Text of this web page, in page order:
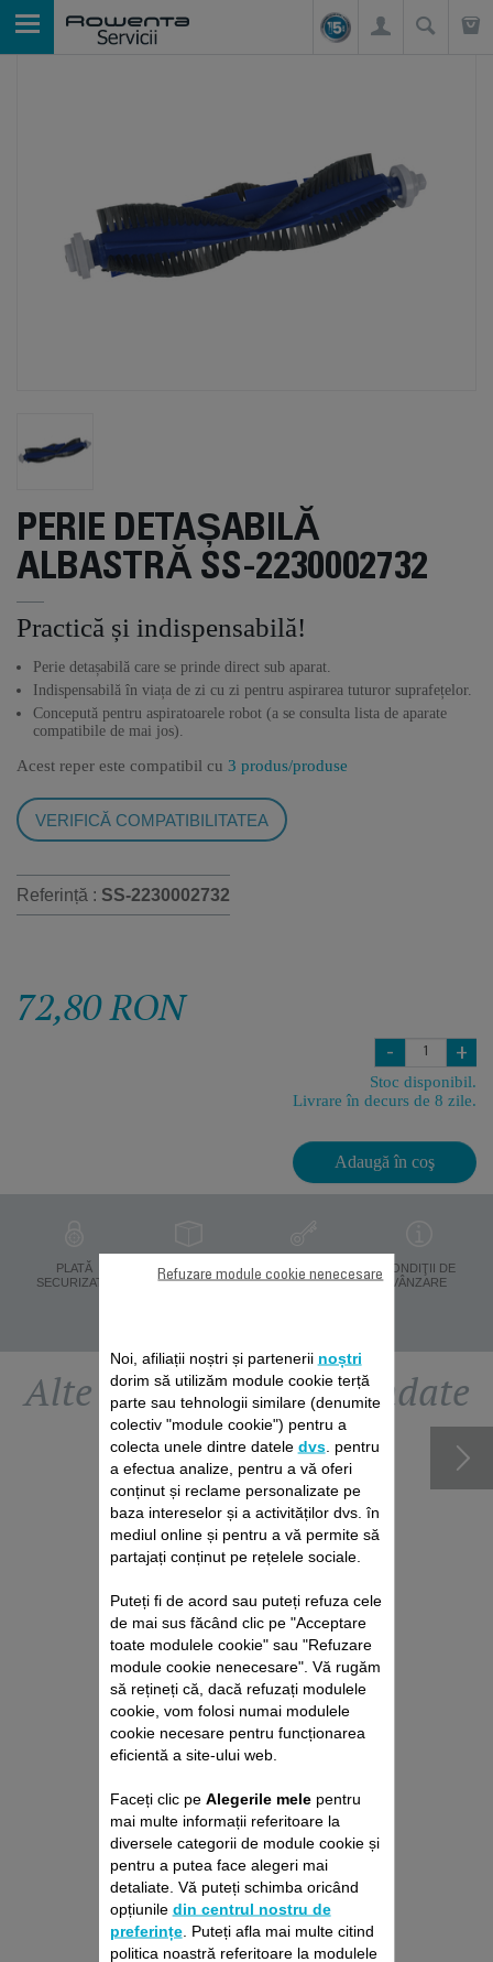
PERIE DETAȘABILĂ
ALBASTRĂ SS-2230002732
Practică și indispensabilă!
Perie detașabilă care se prinde direct sub aparat.
Indispensabilă în viața de zi cu zi pentru aspirarea tuturor suprafețelor.
Concepută pentru aspiratoarele robot (a se consulta lista de aparate
compatibile de mai jos).
Acest reper este compatibil cu 3 produs/produse
VERIFICĂ COMPATIBILITATEA
Referință : SS-2230002732
72,80 RON
- +
Stoc disponibil.
Livrare în decurs de 8 zile.
Adaugă în coş
PLATĂ
SECURIZATĂ
LIVRARE ÎN 8 ZILE
PROTECŢIA
DATELOR
CONDIŢII DE
VÂNZARE
Alte accesorii recomandate
PACHET DE REPARAȚII
ROBOŢI DE ASPIRARE
ROWENTA
Fără deviz, fără surprize
699,00 RON
Adaugă în coş
Noi, afiliații noștri și partenerii noștri
dorim să utilizăm module cookie terță
parte sau tehnologii similare (denumite
colectiv "module cookie") pentru a
colecta unele dintre datele dvs. pentru
a efectua analize, pentru a vă oferi
conținut și reclame personalizate pe
baza intereselor și a activităților dvs. în
mediul online și pentru a vă permite să
partajați conținut pe rețelele sociale.
Puteți fi de acord sau puteți refuza cele
de mai sus făcând clic pe "Acceptare
toate modulele cookie" sau "Refuzare
module cookie nenecesare". Vă rugăm
să rețineți că, dacă refuzați modulele
cookie, vom folosi numai modulele
cookie necesare pentru funcționarea
eficientă a site-ului web.
Faceți clic pe Alegerile melepentru
mai multe informații referitoare la
diversele categorii de module cookie și
pentru a putea face alegeri mai
detaliate. Vă puteți schimba oricând
opțiunile din centrul nostru de
preferințe. Puteți afla mai multe citind
politica noastră referitoare la modulele
Refuzare module cookie nenecesare